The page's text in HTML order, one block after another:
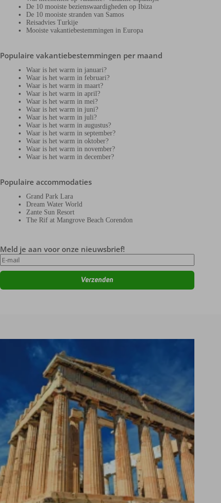
De 10 mooiste bezienswaardigheden op Ibiza
De 10 mooiste stranden van Samos
Reisadvies Turkije
Mooiste vakantiebestemmingen in Europa
Populaire vakantiebestemmingen per maand
Waar is het warm in januari?
Waar is het warm in februari?
Waar is het warm in maart?
Waar is het warm in april?
Waar is het warm in mei?
Waar is het warm in juni?
Waar is het warm in juli?
Waar is het warm in augustus?
Waar is het warm in september?
Waar is het warm in oktober?
Waar is het warm in november?
Waar is het warm in december?
Populaire accommodaties
Grand Park Lara
Dream Water World
Zante Sun Resort
The Rif at Mangrove Beach Corendon
Meld je aan voor onze nieuwsbrief!